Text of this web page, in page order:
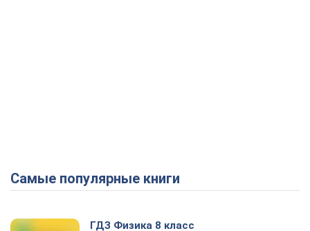
Самые популярные книги
ГДЗ Физика 8 класс